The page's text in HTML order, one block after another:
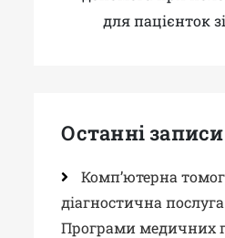
для пацієнток
Останні записи
Комп’ютерна
діагностична
Програми медичних